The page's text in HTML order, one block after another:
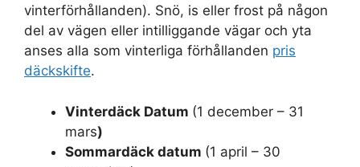
vinterförhållanden). Snö, is eller frost på någon
del av vägen eller intilliggande vägar och yta
anses alla som vinterliga förhållanden pris
däckskifte.
Vinterdäck Datum (1 december – 31
mars)
Sommardäck datum (1 april – 30